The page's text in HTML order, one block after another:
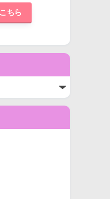
ちら